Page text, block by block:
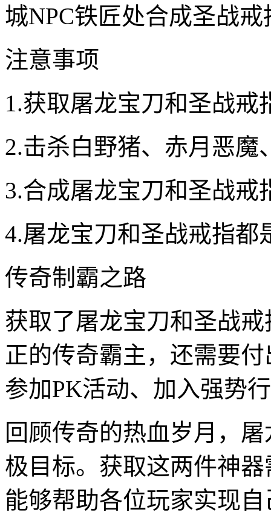
城NPC铁匠处合成圣战戒
注意事项
1.获取屠龙宝刀和圣战
2.击杀白野猪、赤月恶
3.合成屠龙宝刀和圣战
4.屠龙宝刀和圣战戒指都
传奇制霸之路
获取了屠龙宝刀和圣战
正的传奇霸主，还需要
参加PK活动、加入强势
回顾传奇的热血岁月，
极目标。获取这两件神
能够帮助各位玩家实现